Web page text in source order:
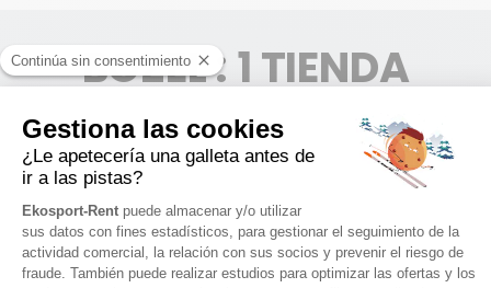
BOZEL : 1 TIENDA
BOZEL 1